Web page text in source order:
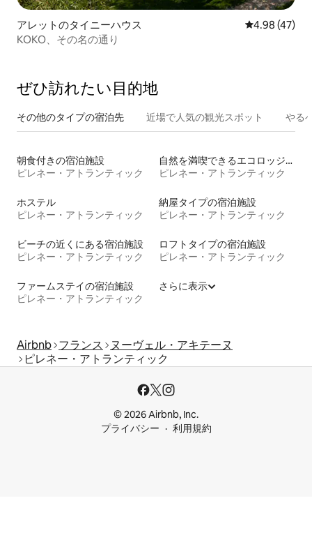
アレットのタイニーハウス レビュー47
4.98 (47)
KOKO、その名の通り
ぜひ訪⁠れ⁠た⁠い目⁠的⁠地
その他のタ⁠イ⁠プ⁠の宿⁠泊⁠先 近場で人気の観光スポット やる
朝食付きの宿泊施設
ピレネー・アトランティック
自然を満喫できるエコロッジの宿泊施設
ピレネー・アトランティック
ホステル
ピレネー・アトランティック
納屋タイプの宿泊施設
ピレネー・アトランティック
ビーチの近くにある宿泊施設
ピレネー・アトランティック
ロフトタイプの宿泊施設
ピレネー・アトランティック
ファームステイの宿泊施設
ピレネー・アトランティック
さらに表示
Airbnb フランス
ヌーヴェル・アキテーヌ
ピレネー・アトランティック
© 2026 Airbnb, Inc.
プライバシー
利用規約